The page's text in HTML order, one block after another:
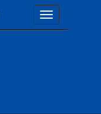
Toggle